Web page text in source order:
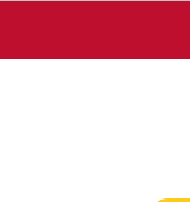
contenido